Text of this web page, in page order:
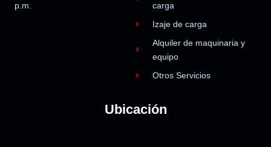
p.m.
carga
Izaje de carga
Alquiler de maquinaria y
equipo
Otros Servicios
Ubicación